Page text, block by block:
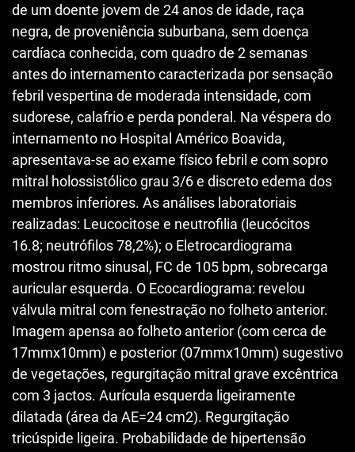
de um doente jovem de 24 anos de idade, raça
negra, de proveniência suburbana, sem doença
cardíaca conhecida, com quadro de 2 semanas
antes do internamento caracterizada por sensação
febril vespertina de moderada intensidade, com
sudorese, calafrio e perda ponderal. Na véspera do
internamento no Hospital Américo Boavida,
apresentava-se ao exame físico febril e com sopro
mitral holossistólico grau 3/6 e discreto edema dos
membros inferiores. As análises laboratoriais
realizadas: Leucocitose e neutrofilia (leucócitos
16.8; neutrófilos 78,2%); o Eletrocardiograma
mostrou ritmo sinusal, FC de 105 bpm, sobrecarga
auricular esquerda. O Ecocardiograma: revelou
válvula mitral com fenestração no folheto anterior.
Imagem apensa ao folheto anterior (com cerca de
17mmx10mm) e posterior (07mmx10mm) sugestivo
de vegetações, regurgitação mitral grave excêntrica
com 3 jactos. Aurícula esquerda ligeiramente
dilatada (área da AE=24 cm2). Regurgitação
tricúspide ligeira. Probabilidade de hipertensão